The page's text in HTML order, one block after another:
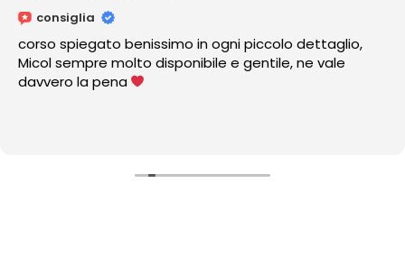
consiglia
corso spiegato benissimo in ogni piccolo dettaglio,
Micol sempre molto disponibile e gentile, ne vale
davvero la pena